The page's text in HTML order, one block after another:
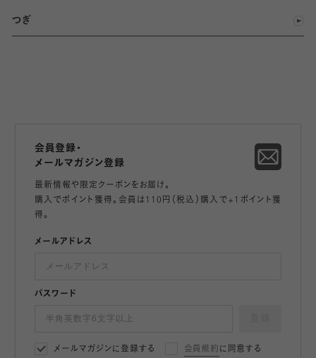
つぎ
会員登録・
メールマガジン登録
最新情報や限定クーポンをお届け。
購入でポイント獲得。会員は110円（税込）購入で+1ポイント獲
得。
メールアドレス
パスワード
メールマガジンに登録する 会員規約 に同意する